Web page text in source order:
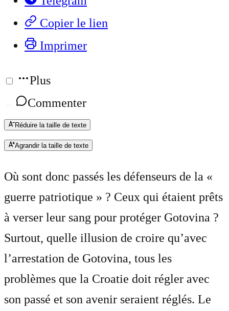
Copier le lien
Imprimer
Plus
Commenter
Réduire la taille de texte
Agrandir la taille de texte
Où sont donc passés les défenseurs de la «
guerre patriotique » ? Ceux qui étaient prêts
à verser leur sang pour protéger Gotovina ?
Surtout, quelle illusion de croire qu’avec
l’arrestation de Gotovina, tous les
problèmes que la Croatie doit régler avec
son passé et son avenir seraient réglés. Le